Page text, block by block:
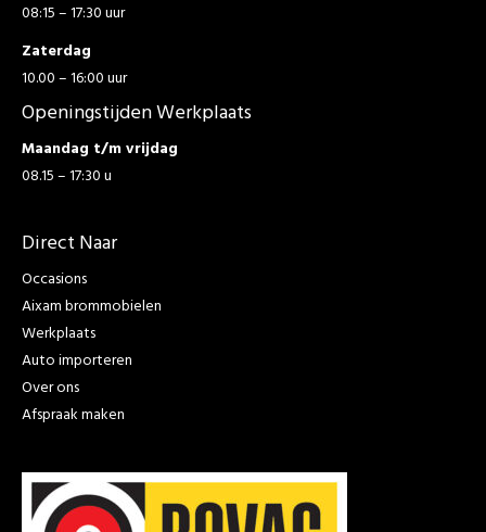
08:15 – 17:30 uur
Zaterdag
10.00 – 16:00 uur
Openingstijden Werkplaats
Maandag t/m vrijdag
08.15 – 17:30 u
Direct Naar
Occasions
Aixam brommobielen
Werkplaats
Auto importeren
Over ons
Afspraak maken